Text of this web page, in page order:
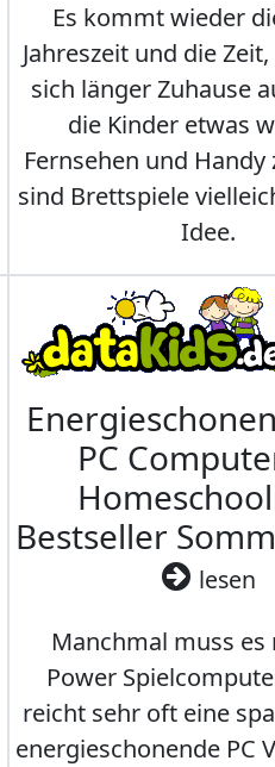
Es kommt wieder
Jahreszeit und die
sich länger Zuhause
die Kinder etwas
Fernsehen und Handy
sind Brettspiele
Idee.
PC
Bestseller
lesen
Manchmal muss es
Power
reicht sehr oft eine
energieschonende PC